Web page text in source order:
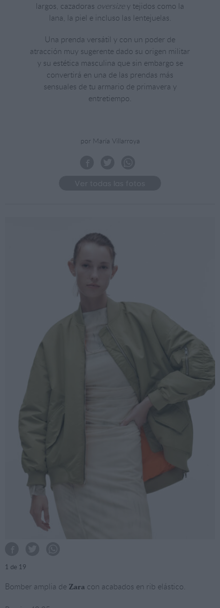
largos, cazadoras oversizey tejidos como la
lana, la piel e incluso las lentejuelas.
Una prenda versátil y con un poder de
atracción muy sugerente dado su origen militar
y su estética masculina que sin embargo se
convertirá en una de las prendas más
sensuales de tu armario de primavera y
entretiempo.
por María Villarroya
1 de 19
Bomber amplia de Zara con acabados en rib elástico.